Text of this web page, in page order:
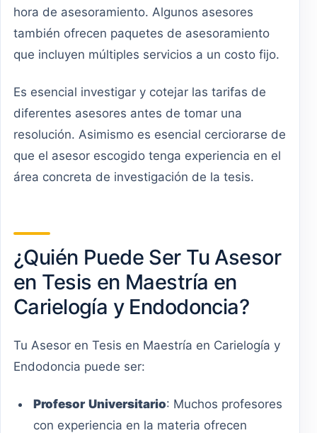
hora de asesoramiento. Algunos asesores
también ofrecen paquetes de asesoramiento
que incluyen múltiples servicios a un costo fijo.
Es esencial investigar y cotejar las tarifas de
diferentes asesores antes de tomar una
resolución. Asimismo es esencial cerciorarse de
que el asesor escogido tenga experiencia en el
área concreta de investigación de la tesis.
¿Quién Puede Ser Tu Asesor
en Tesis en Maestría en
Carielogía y Endodoncia?
Tu Asesor en Tesis en Maestría en Carielogía y
Endodoncia puede ser:
Profesor Universitario: Muchos profesores
con experiencia en la materia ofrecen